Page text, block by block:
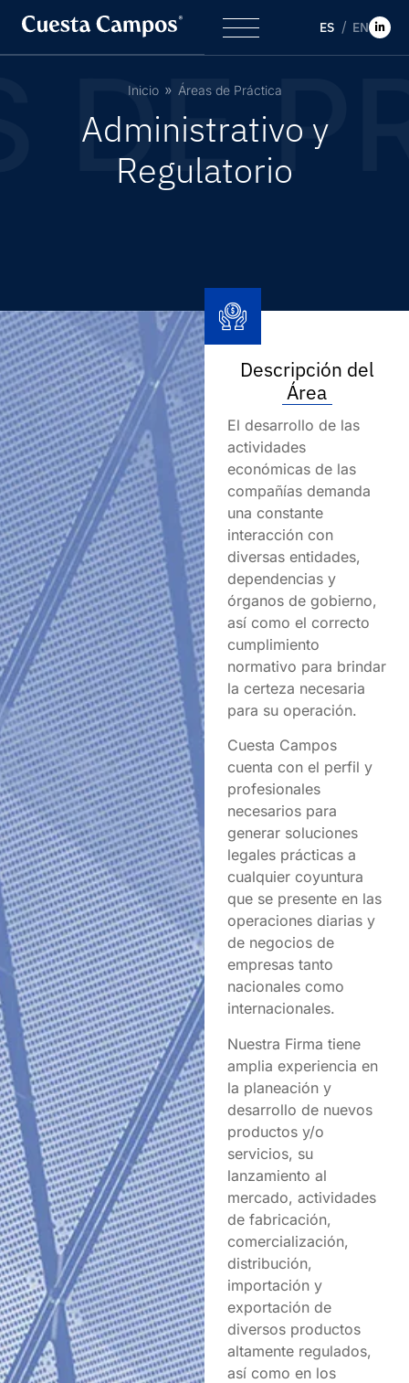
ES EN
Inicio Áreas de Práctica
Administrativo y
Regulatorio
Descripción del
Área
El desarrollo de las
actividades
económicas de las
compañías demanda
una constante
interacción con
diversas entidades,
dependencias y
órganos de gobierno,
así como el correcto
cumplimiento
normativo para brindar
la certeza necesaria
para su operación.
Cuesta Campos
cuenta con el perfil y
profesionales
necesarios para
generar soluciones
legales prácticas a
cualquier coyuntura
que se presente en las
operaciones diarias y
de negocios de
empresas tanto
nacionales como
internacionales.
Nuestra Firma tiene
amplia experiencia en
la planeación y
desarrollo de nuevos
productos y/o
servicios, su
lanzamiento al
mercado, actividades
de fabricación,
comercialización,
distribución,
importación y
exportación de
diversos productos
altamente regulados,
así como en los